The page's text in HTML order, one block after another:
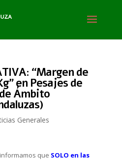
“Margen de
en Pesajes de
Ámbito
Generales
que SOLO en las